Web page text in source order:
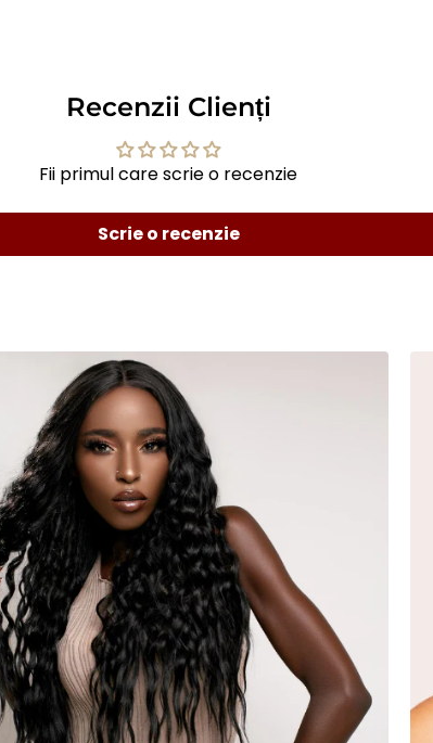
Recenzii Clienți
Fii primul care scrie o recenzie
Scrie o recenzie